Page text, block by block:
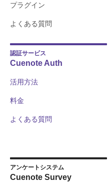
プラグイン
よくある質問
認証サービス
Cuenote Auth
活用方法
料金
よくある質問
アンケートシステム
Cuenote Survey